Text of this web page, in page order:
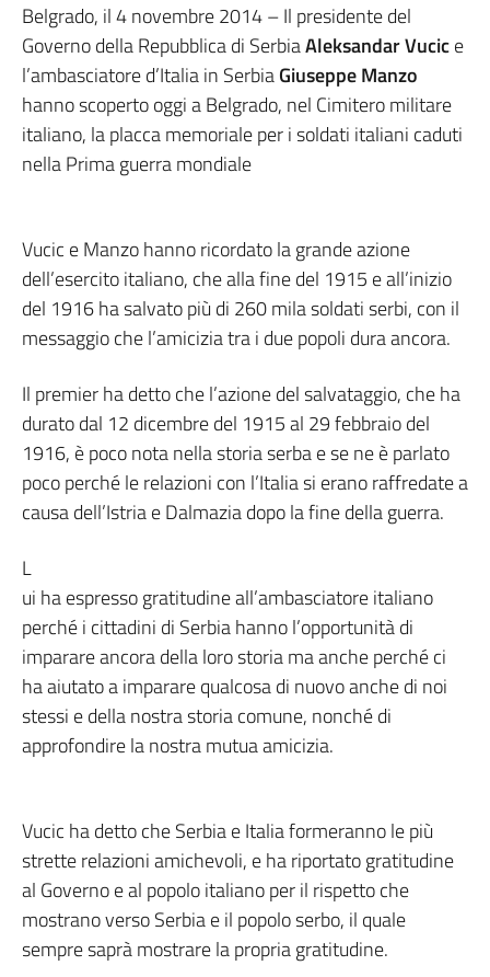
Belgrado, il 4 novembre 2014 – Il presidente del
Governo della Repubblica di SerbiaAleksandar Vucice
l’ambasciatore d’Italia in SerbiaGiuseppe Manzo
hanno scoperto oggi a Belgrado, nel Cimitero militare
italiano, la placca memoriale per i soldati italiani caduti
nella Prima guerra mondiale
Vucic e Manzo hanno ricordato la grande azione
dell’esercito italiano, che alla fine del 1915 e all’inizio
del 1916 ha salvato più di 260 mila soldati serbi, con il
messaggio che l’amicizia tra i due popoli dura ancora.
Il premier ha detto che l’azione del salvataggio, che ha
durato dal 12 dicembre del 1915 al 29 febbraio del
1916, è poco nota nella storia serba e se ne è parlato
poco perché le relazioni con l’Italia si erano raffredate a
causa dell’Istria e Dalmazia dopo la fine della guerra.
L
ui ha espresso gratitudine all’ambasciatore italiano
perché i cittadini di Serbia hanno l’opportunità di
imparare ancora della loro storia ma anche perché ci
ha aiutato a imparare qualcosa di nuovo anche di noi
stessi e della nostra storia comune, nonché di
approfondire la nostra mutua amicizia.
Vucic ha detto che Serbia e Italia formeranno le più
strette relazioni amichevoli, e ha riportato gratitudine
al Governo e al popolo italiano per il rispetto che
mostrano verso Serbia e il popolo serbo, il quale
sempre saprà mostrare la propria gratitudine.